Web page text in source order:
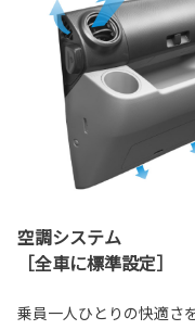
空調システム
［全車に標準設定］
乗員一人ひとりの快適さ